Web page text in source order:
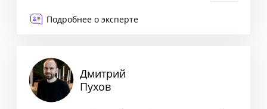
Подробнее о эксперте
Дмитрий
Пухов